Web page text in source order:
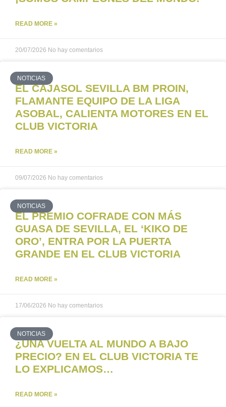
READ MORE »
20/07/2026 No hay comentarios
NOTICIAS
EL CAJASOL SEVILLA BM PROIN,
FLAMANTE EQUIPO DE LA LIGA
ASOBAL, CALIENTA MOTORES EN EL
CLUB VICTORIA
READ MORE »
09/07/2026 No hay comentarios
NOTICIAS
EL PREMIO COFRADE CON MÁS
GUASA DE SEVILLA, EL ‘KIKO DE
ORO’, ENTRA POR LA PUERTA
GRANDE EN EL CLUB VICTORIA
READ MORE »
17/06/2026 No hay comentarios
NOTICIAS
¿UNA VUELTA AL MUNDO A BAJO
PRECIO? EN EL CLUB VICTORIA TE
LO EXPLICAMOS…
READ MORE »